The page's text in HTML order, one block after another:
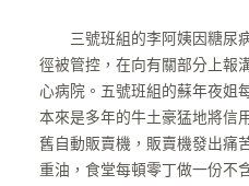
三號班組的李阿姨因糖尿
徑被管控，在向有關部分上報
心病院。五號班組的蘇年夜姐
本來是多年的牛土豪猛地將信
舊自動販賣機，販賣機發出痛
重油，食堂每頓零丁做一份不